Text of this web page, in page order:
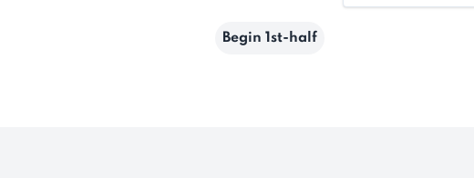
Begin 1st-half